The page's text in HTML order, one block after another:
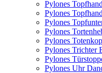
Pylones
Pylones
Pylones
Pylones
Pylones
Pylones Trichter
Pylones
Pylones Uhr